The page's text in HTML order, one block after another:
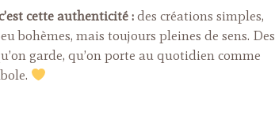
cette authenticité : des créations simples,
bohèmes, mais toujours pleines de sens. Des
garde, qu’on porte au quotidien comme